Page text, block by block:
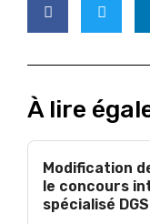
À lire
Modification
le concours
spécialisé